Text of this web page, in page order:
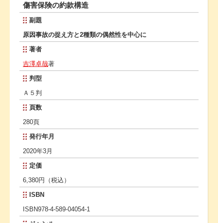
傷害保険の約款構造
副題
原因事故の捉え方と2種類の偶然性を中心に
著者
吉澤卓哉著
判型
Ａ５判
頁数
280頁
発行年月
2020年3月
定価
6,380円（税込）
ISBN
ISBN978-4-589-04054-1